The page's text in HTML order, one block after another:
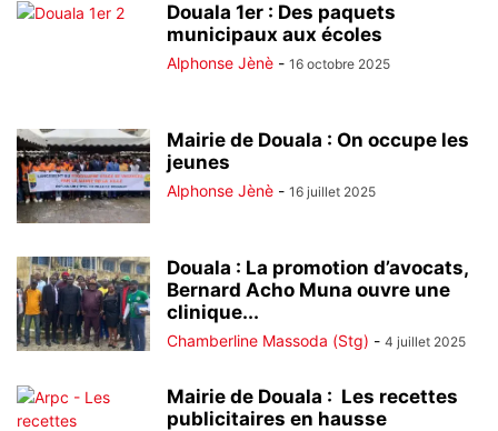
Douala 1er : Des paquets
municipaux aux écoles
Alphonse Jènè - 16 octobre 2025
Mairie de Douala : On occupe les
jeunes
Alphonse Jènè - 16 juillet 2025
Douala : La promotion d’avocats,
Bernard Acho Muna ouvre une
clinique...
Chamberline Massoda (Stg) - 4 juillet 2025
Mairie de Douala : Les recettes
publicitaires en hausse